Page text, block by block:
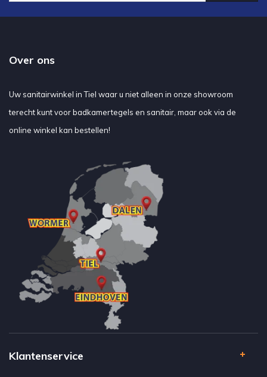
Over ons
Uw sanitairwinkel in Tiel waar u niet alleen in onze showroom
terecht kunt voor badkamertegels en sanitair, maar ook via de
online winkel kan bestellen!
Klantenservice